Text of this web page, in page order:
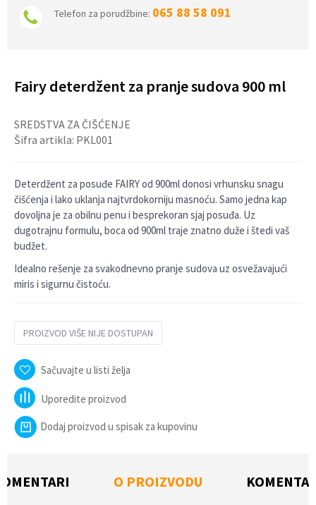
Telefon za porudžbine: 065 88 58 091
Fairy deterdžent za pranje sudova 900 ml
SREDSTVA ZA ČIŠĆENJE
Šifra artikla: PKL001
Deterdžent za posuđe FAIRY od 900ml donosi vrhunsku snagu
čišćenja i lako uklanja najtvrdokorniju masnoću. Samo jedna kap
dovoljna je za obilnu penu i besprekoran sjaj posuđa. Uz
dugotrajnu formulu, boca od 900ml traje znatno duže i štedi vaš
budžet.
Idealno rešenje za svakodnevno pranje sudova uz osvežavajući
miris i sigurnu čistoću.
PROIZVOD VIŠE NIJE DOSTUPAN
Sačuvajte u listi želja
Uporedite proizvod
Dodaj proizvod u spisak za kupovinu
O PROIZVODU